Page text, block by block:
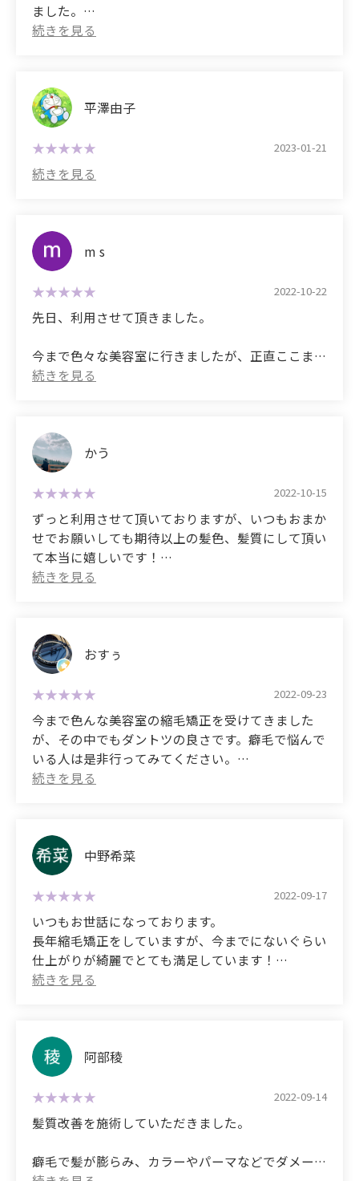
仙田さん、本当にありがとうございます！
hair that won't grow well at other salons!!
salon refugee ever since. No matter where I went,
my curls always remained, so I was never satisfied.
grown out!
The results are so good I can't believe it's my own
hair, and I'm so grateful! I wrote this in the hope
that it will be of some help to anyone struggling
with their curly hair or hair texture!
Thank you so much, Senda!
ました。
途中の段階から手触りが感動するほど違いがありま
ます。
癖毛・髪が多い方には本当にオススメのお店です！
これからもよろしくお願いします。
(Translated by Google)
This time I had a treatment! They understood my
Even halfway through the treatment, the
difference in texture was amazing!
I always leave it up to them, and I feel completely
at ease relying on them.
I highly recommend this salon to anyone with curly
or thick hair!
平澤由子
2023-01-21
m s
2022-10-22
先日、利用させて頂きました。
今まで色々な美容室に行きましたが、正直ここまで
の仕上がりは初めてでした。
もらっていたらしく、
髪の毛がボロボロ、ボサボサになっていまし
た、、、（泣）
そこで、こちらのお店をネットで見つけ、
お電話にて軽く相談した後、予約させて頂きまし
た。
そして、こちらのお店のオーナー様に対応して頂き
まず、髪をすみずみまで診断して頂き、カウンセリ
ングもすごく丁寧にやってもらえたのが好印象でし
ただ、施術時間が長かったのが予想外でした。
(髪のダメージにより差があるみたいですが、私の
場合は約4時間程でした)
本当に髪質を改善しようとしたらこのくらいの時間
はかかるものらしいです。
結果的に大、大、大満足の仕上がりでした！
髪の毛の悩みが深い方には絶対にオススメで
す！！！
本当に本当にありがとうございました。
まるで生まれ変わったみたいです！
(Translated by Google)
かう
2022-10-15
ずっと利用させて頂いておりますが、いつもおまか
せでお願いしても期待以上の髪色、髪質にして頂い
て本当に嬉しいです！
本当にいつも大満足です！！
I've been using their services for a long time, and
even when I leave everything to them, they always
end up giving me hair that color and texture that
exceeds my expectations, which makes me really
happy! I'm always so satisfied!!
おすぅ
2022-09-23
今まで色んな美容室の縮毛矯正を受けてきました
が、その中でもダントツの良さです。癖毛で悩んで
いる人は是非行ってみてください。
salons, but this is by far the best. If you are
troubled by curly hair, I highly recommend you go.
中野希菜
2022-09-17
いつもお世話になっております。
長年縮毛矯正をしていますが、今までにないぐらい
仕上がりが綺麗でとても満足しています！
毎回長時間になっても嫌な顔一つせず丁寧に施術し
(Translated by Google)
Thank you for your continued support.
I've been getting hair straightening treatments for
many years, but the results are better than ever
before and I'm very satisfied!
Thank you so much for always treating me so
carefully and without a single complaint, even
阿部稜
2022-09-14
髪質改善を施術していただきました。
癖毛で髪が膨らみ、カラーやパーマなどでダメージ